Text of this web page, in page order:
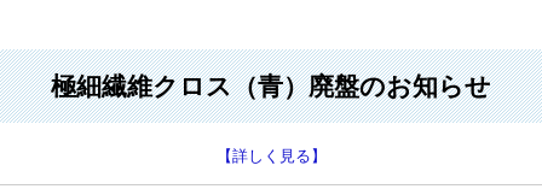
極細繊維クロス（青）廃盤のお知らせ
【詳しく見る】